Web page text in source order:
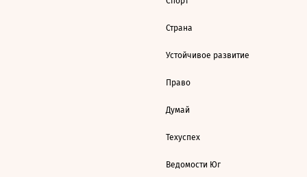
Страна
Устойчивое развитие
Право
Думай
Техуспех
Ведомости Юг